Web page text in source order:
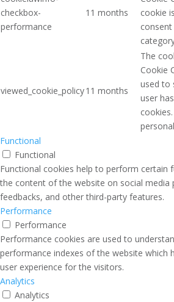
checkbox-
performance
11 months
cookie
viewed_cookie_policy11 months
The
Cookie
used to
user
Functional
Functional
Functional cookies help to perform certain
the content of the website on social media
feedbacks, and other third-party features.
Performance
Performance
Performance cookies are used to
performance indexes of the website which
user experience for the visitors.
Analytics
Analytics